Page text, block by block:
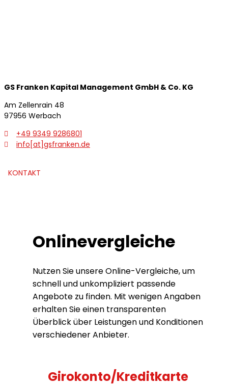
GS Franken Kapital Management GmbH & Co. KG
Am Zellenrain 48
97956 Werbach
+49 9349 9286801
info[at]gsfranken.de
KONTAKT
zurück
Onlinevergleiche
Nutzen Sie unsere Online-Vergleiche, um
schnell und unkompliziert passende
Angebote zu finden. Mit wenigen Angaben
erhalten Sie einen transparenten
Überblick über Leistungen und Konditionen
verschiedener Anbieter.
Girokonto/Kreditkarte